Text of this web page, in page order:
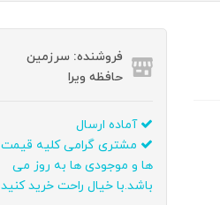
فروشنده: سرزمین
حافظه ویرا
آماده ارسال
مشتری گرامی کلیه قیمت
ها و موجودی ها به روز می
باشد.با خیال راحت خرید کنید